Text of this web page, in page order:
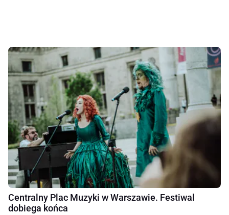
Centralny Plac Muzyki w Warszawie. Festiwal
dobiega końca